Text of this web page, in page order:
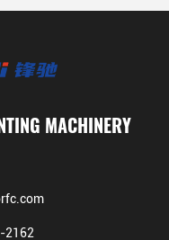
MACHINERY
2162